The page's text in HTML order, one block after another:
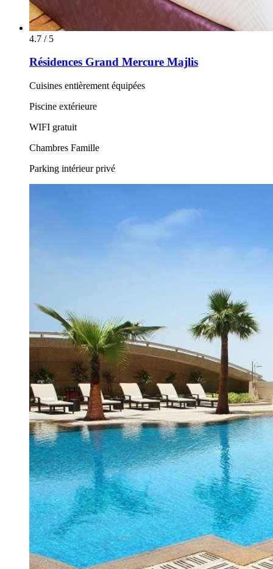
4.7 / 5
Résidences Grand Mercure Majlis
Cuisines entièrement équipées
Piscine extérieure
WIFI gratuit
Chambres Famille
Parking intérieur privé